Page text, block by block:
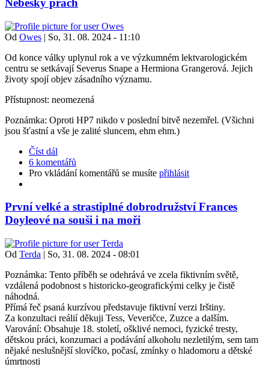
Nebeský prach
Od Owes | So, 31. 08. 2024 - 11:10
Od konce války uplynul rok a ve výzkumném lektvarologickém
centru se setkávají Severus Snape a Hermiona Grangerová. Jejich
životy spojí objev zásadního významu.
Přístupnost: neomezená
Poznámka: Oproti HP7 nikdo v poslední bitvě nezemřel. (Všichni
jsou šťastní a vše je zalité sluncem, ehm ehm.)
Číst dál
6 komentářů
Pro vkládání komentářů se musíte přihlásit
První velké a strastiplné dobrodružství Frances
Doyleové na souši i na moři
Od Terda | So, 31. 08. 2024 - 08:01
Poznámka: Tento příběh se odehrává ve zcela fiktivním světě,
vzdálená podobnost s historicko-geografickými celky je čistě
náhodná.
Přímá řeč psaná kurzívou představuje fiktivní verzi Irštiny.
Za konzultaci reálií děkuji Tess, Veveričce, Zuzce a dalším.
Varování: Obsahuje 18. století, ošklivé nemoci, fyzické tresty,
dětskou práci, konzumaci a podávání alkoholu nezletilým, sem tam
nějaké neslušnější slovíčko, počasí, zmínky o hladomoru a dětské
úmrtnosti